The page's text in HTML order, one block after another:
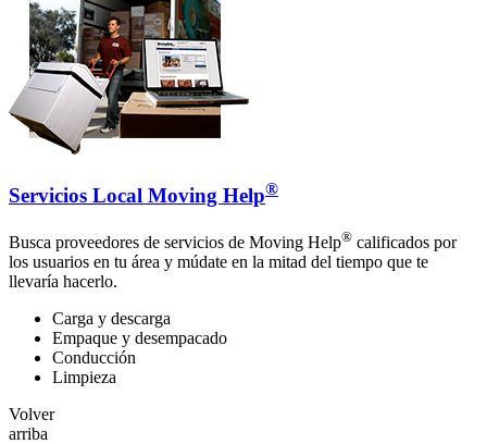
Servicios Local Moving Help®
Busca proveedores de servicios de Moving Help® calificados por
los usuarios en tu área y múdate en la mitad del tiempo que te
llevaría hacerlo.
Carga y descarga
Empaque y desempacado
Conducción
Limpieza
Volver
arriba